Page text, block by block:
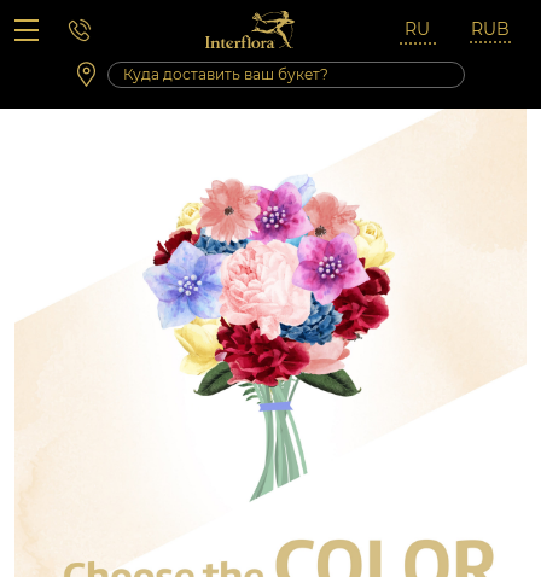
Вопросы-ответы
Сб 10:00 ‐ 14:00
Выходные и праздничные дни